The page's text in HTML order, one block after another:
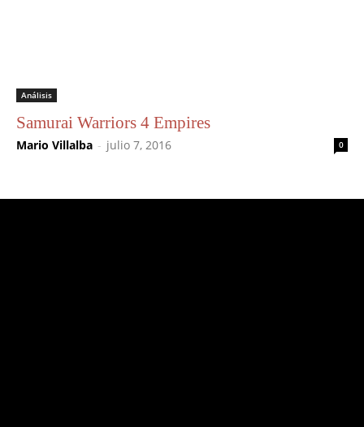
Análisis
Samurai Warriors 4 Empires
Mario Villalba - julio 7, 2016 0